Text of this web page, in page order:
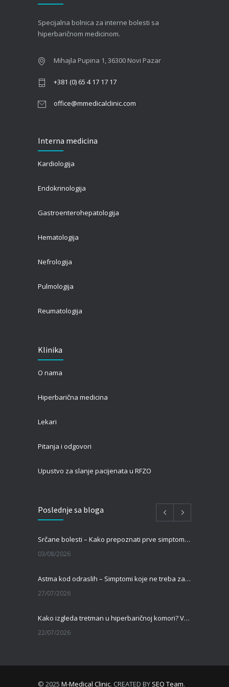
Kako hiperbarična komora pomaže oporavak
01/06/2026
Specijalna bolnica za interne bolesti sa
hiperbaričnom medicinom.
Mihajla Pupina 1, 36300 Novi Pazar
+381 (0) 65 4 17 17 17
office@mmedicalclinic.com
Interna medicina
Kardiologija
Endokrinologija
Gastroenterohepatologija
Hematologija
Nefrologija
Pulmologija
Reumatologija
Klinika
O nama
Hiperbarična medicina
Lekari
Pitanja i odgovori
Upustvo za slanje pacijenata u RFZO
Poslednje sa bloga
Srčane bolesti – Kako prepoznati prve simptome i kada je vreme za pregled kod kardiologa?
03/08/2026
Astma kod odraslih – Simptomi koje ne treba zanemariti
27/07/2026
Kako izgleda tretman u hiperbaričnoj komori? Vodič za pacijente pre prve terapije
22/07/2026
© 2025 M-Medical Clinic. CREATED BY SEO Team.